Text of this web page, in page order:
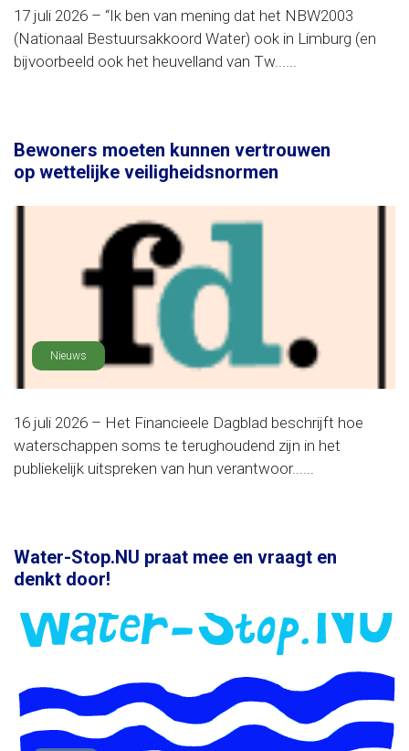
17 juli 2026 – “Ik ben van mening dat het NBW2003
(Nationaal Bestuursakkoord Water) ook in Limburg (en
bijvoorbeeld ook het heuvelland van Tw......
Bewoners moeten kunnen vertrouwen
op wettelijke veiligheidsnormen
Nieuws
16 juli 2026 – Het Financieele Dagblad beschrijft hoe
waterschappen soms te terughoudend zijn in het
publiekelijk uitspreken van hun verantwoor......
Water-Stop.NU praat mee en vraagt en
denkt door!